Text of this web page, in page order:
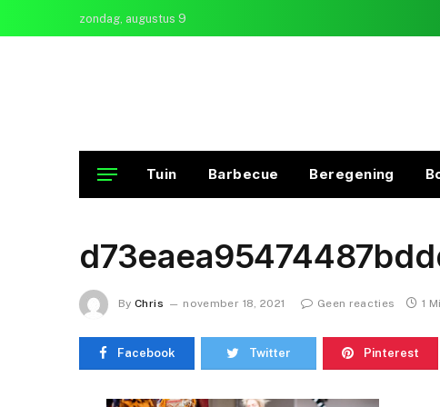
zondag, augustus 9
Tuin Barbecue Beregening
By Chris november 18, 2021 Geen reacties 1
Facebook Twitter Pinterest